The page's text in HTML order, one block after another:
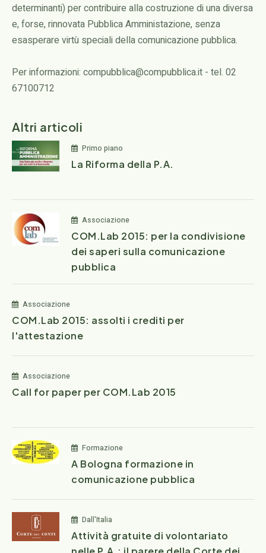
determinanti) per contribuire alla costruzione di una diversa
e, forse, rinnovata Pubblica Amministazione, senza
esasperare virtù speciali della comunicazione pubblica.
Per informazioni: compubblica@compubblica.it - tel. 02
67100712
Altri articoli
Primo piano
La Riforma della P.A.
Associazione
COM.Lab 2015: per la condivisione
dei saperi sulla comunicazione
pubblica
Associazione
COM.Lab 2015: assolti i crediti per
l'attestazione
Associazione
Call for paper per COM.Lab 2015
Formazione
A Bologna formazione in
comunicazione pubblica
Dall'Italia
Attività gratuite di volontariato